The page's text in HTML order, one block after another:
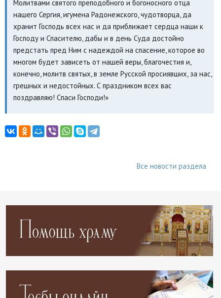
Молитвами святого преподобного и богоносного отца
нашего Сергия, игумена Радонежского, чудотворца, да
хранит Господь всех нас и да приближает сердца наши к
Господу и Спасителю, дабы и в день Суда достойно
предстать пред Ним с надеждой на спасение, которое во
многом будет зависеть от нашей веры, благочестия и,
конечно, молитв святых, в земле Русской просиявших, за нас,
грешных и недостойных. С праздником всех вас
поздравляю! Спаси Господи!»
Все новости раздела